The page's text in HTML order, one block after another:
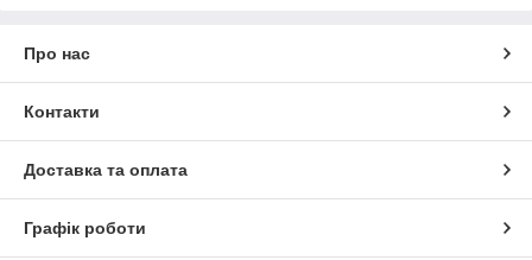
Про нас
Контакти
Доставка та оплата
Графік роботи